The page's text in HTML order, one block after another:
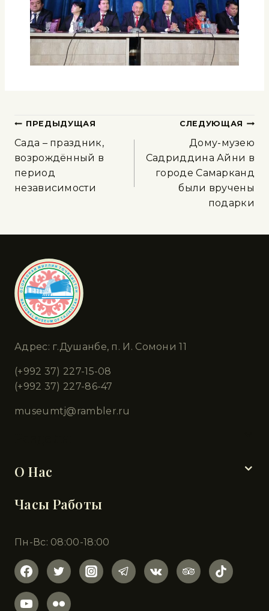
ПРЕДЫДУЩАЯ
Сада – праздник,
возрождённый в
период
независимости
СЛЕДУЮЩАЯ
Дому-музею
Садриддина Айни в
городе Самарканд
были вручены
подарки
Адрес: г.Душанбе, п. И. Сомони 11
(+992 37) 227-15-08
(+992 37) 227-86-47
museumtj@rambler.ru
О Нас
Часы Работы
Пн-Вс: 08:00-18:00